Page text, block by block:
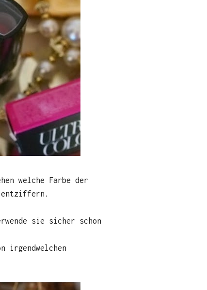
welche Farbe der
entziffern.
sie sicher schon
irgendwelchen